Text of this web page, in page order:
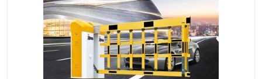
小门系列 伸缩门